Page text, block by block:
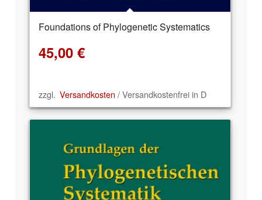
Foundations of Phylogenetic Systematics
45,00 €
zzgl. Versandkosten / Versandkostenfrei in D